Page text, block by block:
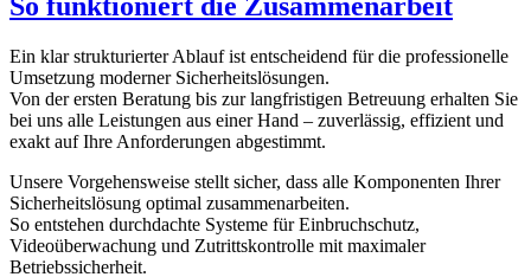
Ein klar strukturierter Ablauf ist entscheidend für die professionelle
Umsetzung moderner Sicherheitslösungen.
Von der ersten Beratung bis zur langfristigen Betreuung erhalten Sie
bei uns alle Leistungen aus einer Hand – zuverlässig, effizient und
exakt auf Ihre Anforderungen abgestimmt.
Unsere Vorgehensweise stellt sicher, dass alle Komponenten Ihrer
Sicherheitslösung optimal zusammenarbeiten.
So entstehen durchdachte Systeme für Einbruchschutz,
Videoüberwachung und Zutrittskontrolle mit maximaler
Betriebssicherheit.